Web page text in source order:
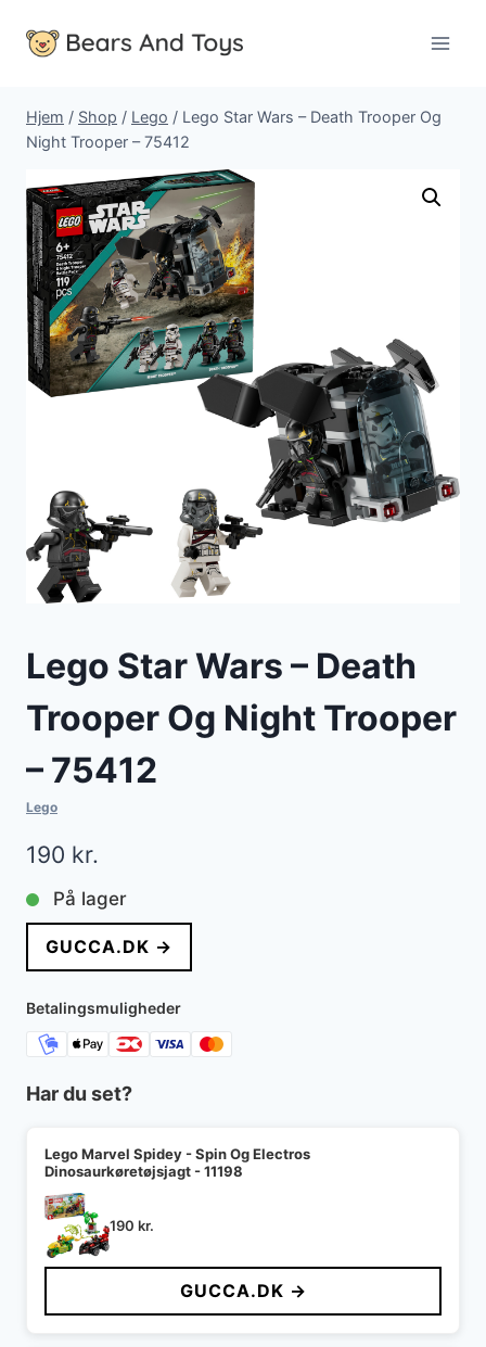
Hjem / Shop / Lego / Lego Star Wars – Death Trooper Og
Night Trooper – 75412
Lego Star Wars – Death
Trooper Og Night Trooper
– 75412
Lego
190 kr.
På lager
GUCCA.DK →
Betalingsmuligheder
Har du set?
Lego Marvel Spidey - Spin Og Electros
Dinosaurkøretøjsjagt - 11198
190 kr.
GUCCA.DK →